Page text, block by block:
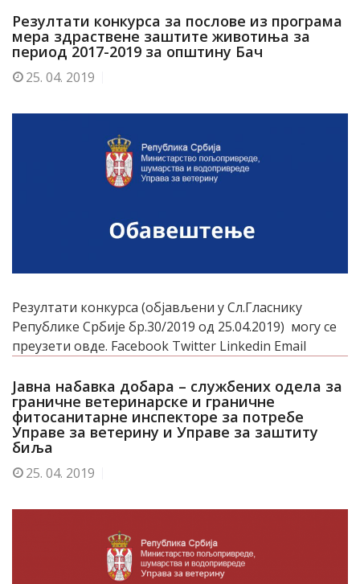
Резултати конкурса за послове из програма
мера здраствене заштите животиња за
период 2017-2019 за општину Бач
25. 04. 2019
Резултати конкурса (објављени у Сл.Гласнику
Републике Србије бр.30/2019 од 25.04.2019) могу се
преузети овде. Facebook Twitter Linkedin Email
Јавна набавка добара – службених одела за
граничне ветеринарске и граничне
фитосанитарне инспекторе за потребе
Управе за ветерину и Управе за заштиту
биља
25. 04. 2019